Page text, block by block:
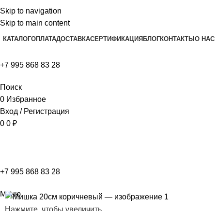
Skip to navigation
Skip to main content
КАТАЛОГОПЛАТАДОСТАВКАСЕРТИФИКАЦИЯ БЛОГКОНТАКТЫ О НАС
+7 995 868 83 28
Поиск
0 Избранное
Вход / Регистрация
0 0 ₽
+7 995 868 83 28
Меню